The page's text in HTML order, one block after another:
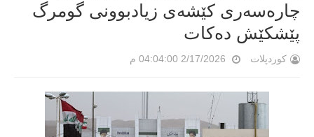
چارەسەری کێشەی زیادبوونی گومرگ
پێشكێش دەکات
کوردپلات 2/17/2026 04:04:00 م